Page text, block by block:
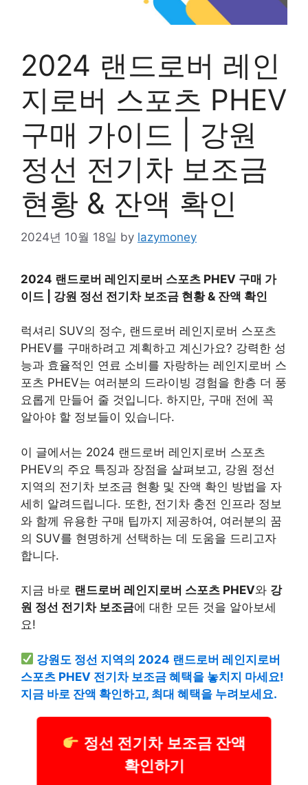
2024 랜드로버 레인
지로버 스포츠 PHEV
구매 가이드 | 강원
정선 전기차 보조금
현황 & 잔액 확인
2024년 10월 18일 by lazymoney
2024 랜드로버 레인지로버 스포츠 PHEV 구매 가
이드 | 강원 정선 전기차 보조금 현황 & 잔액 확인
럭셔리 SUV의 정수, 랜드로버 레인지로버 스포츠
PHEV를 구매하려고 계획하고 계신가요? 강력한 성
능과 효율적인 연료 소비를 자랑하는 레인지로버 스
포츠 PHEV는 여러분의 드라이빙 경험을 한층 더 풍
요롭게 만들어 줄 것입니다. 하지만, 구매 전에 꼭
알아야 할 정보들이 있습니다.
이 글에서는 2024 랜드로버 레인지로버 스포츠
PHEV의 주요 특징과 장점을 살펴보고, 강원 정선
지역의 전기차 보조금 현황 및 잔액 확인 방법을 자
세히 알려드립니다. 또한, 전기차 충전 인프라 정보
와 함께 유용한 구매 팁까지 제공하여, 여러분의 꿈
의 SUV를 현명하게 선택하는 데 도움을 드리고자
합니다.
지금 바로 랜드로버 레인지로버 스포츠 PHEV와 강
원 정선 전기차 보조금에 대한 모든 것을 알아보세
요!
강원도 정선 지역의 2024 랜드로버 레인지로버
스포츠 PHEV 전기차 보조금 혜택을 놓치지 마세요!
지금 바로 잔액 확인하고, 최대 혜택을 누려보세요.
정선 전기차 보조금 잔액
확인하기